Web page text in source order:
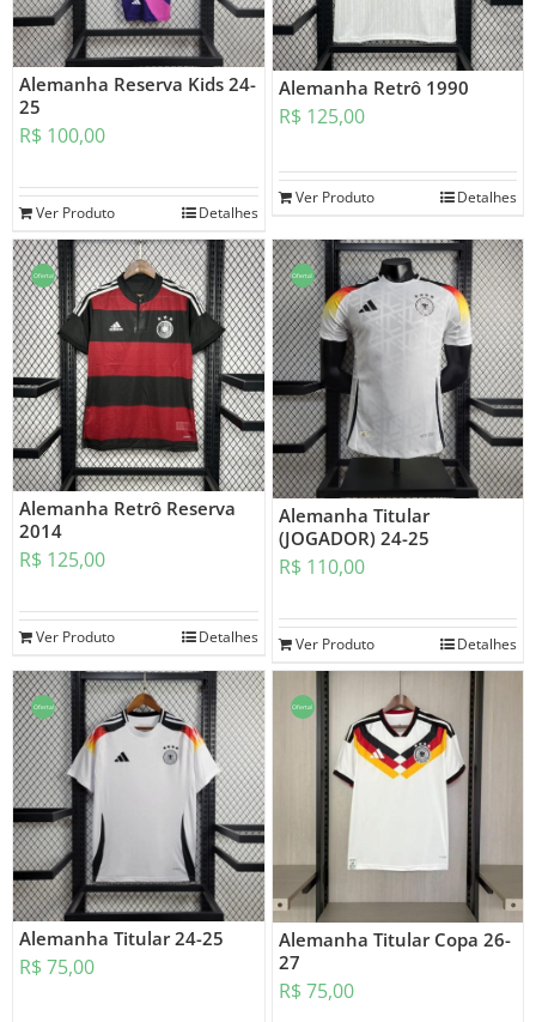
Alemanha Reserva Kids 24-
25
R$ 100,00
Ver Produto Detalhes
Alemanha Retrô 1990
R$ 125,00
Ver Produto Detalhes
Oferta!
Alemanha Retrô Reserva
2014
R$ 125,00
Ver Produto Detalhes
Oferta!
Alemanha Titular
(JOGADOR) 24-25
R$ 110,00
Ver Produto Detalhes
Oferta!
Alemanha Titular 24-25
R$ 75,00
Oferta!
Alemanha Titular Copa 26-
27
R$ 75,00